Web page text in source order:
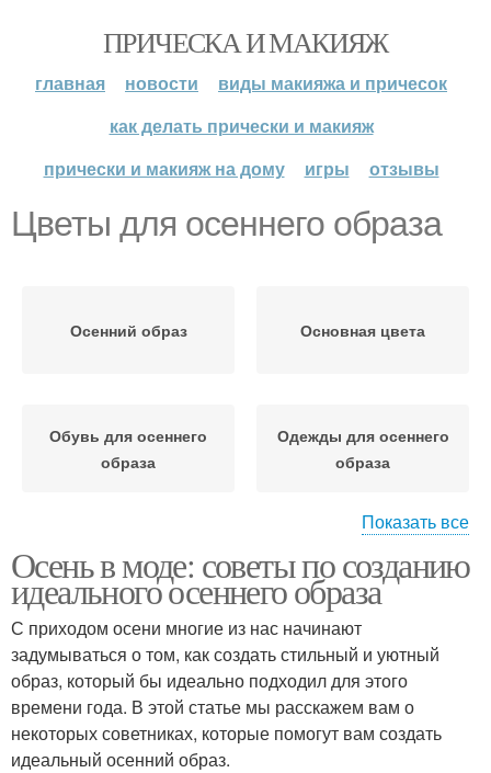
ПРИЧЕСКА И МАКИЯЖ
главная новости
виды макияжа и причесок
как делать прически и макияж
прически и макияж на дому
игры отзывы
Цветы для осеннего образа
Осенний образ Основная цвета
Обувь для осеннего
образа
Одежды для осеннего
образа
Осенние образа Образа для женщин
Стильный образ
Образ для осеннего
сезона
Показать все
Осень в моде: советы по созданию
идеального осеннего образа
С приходом осени многие из нас начинают
задумываться о том, как создать стильный и уютный
образ, который бы идеально подходил для этого
времени года. В этой статье мы расскажем вам о
некоторых советниках, которые помогут вам создать
идеальный осенний образ.